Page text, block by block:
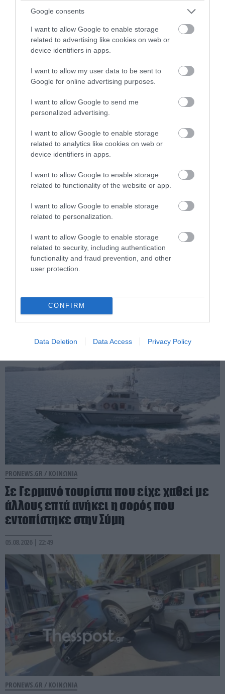
Google consents
I want to allow Google to enable storage
related to advertising like cookies on web or
device identifiers in apps.
I want to allow my user data to be sent to
Google for online advertising purposes.
I want to allow Google to send me
personalized advertising.
I want to allow Google to enable storage
related to analytics like cookies on web or
device identifiers in apps.
I want to allow Google to enable storage
related to functionality of the website or app.
I want to allow Google to enable storage
related to personalization.
I want to allow Google to enable storage
related to security, including authentication
functionality and fraud prevention, and other
user protection.
CONFIRM
Data Deletion Data Access Privacy Policy
Γυναίκα έπεσε από την Υψηλή Γέφυρα
της Χαλκίδας – Κλήθηκε το ΕΚΑΒ
06.08.2026 | 17:53
PRONEWS.GR /ΚΟΙΝΩΝΙΑ
πρέπει να επικαιροποιήσετε τα
στοιχεία σας
PRONEWS.GR / ΚΟΙΝΩΝΙΑ
Σε Γερμανό τουρίστα που είχε χαθεί με
άλλους επτά ανήκει η σορός που
εντοπίστηκε στην Σύμη
05.08.2026 | 22:49
PRONEWS.GR / ΚΟΙΝΩΝΙΑ